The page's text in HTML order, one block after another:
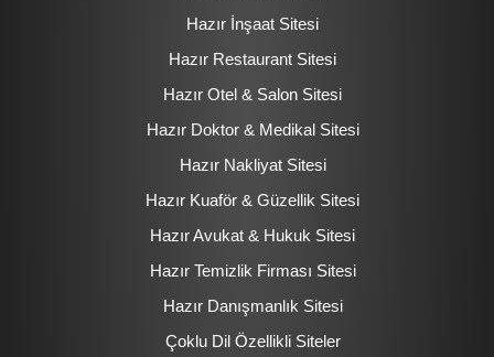
Hazır İnşaat Sitesi
Hazır Restaurant Sitesi
Hazır Otel & Salon Sitesi
Hazır Doktor & Medikal Sitesi
Hazır Nakliyat Sitesi
Hazır Kuaför & Güzellik Sitesi
Hazır Avukat & Hukuk Sitesi
Hazır Temizlik Firması Sitesi
Hazır Danışmanlık Sitesi
Çoklu Dil Özellikli Siteler